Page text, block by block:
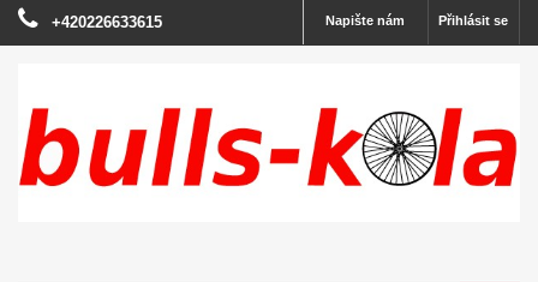
Přihlásit se
Napište nám
+420226633615